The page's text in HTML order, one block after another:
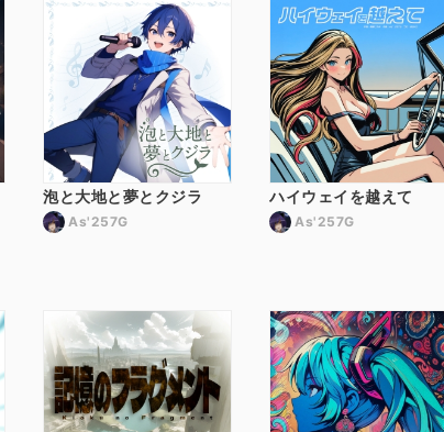
泡と大地と夢とクジラ
As'257G
ハイウェイを越えて
As'257G